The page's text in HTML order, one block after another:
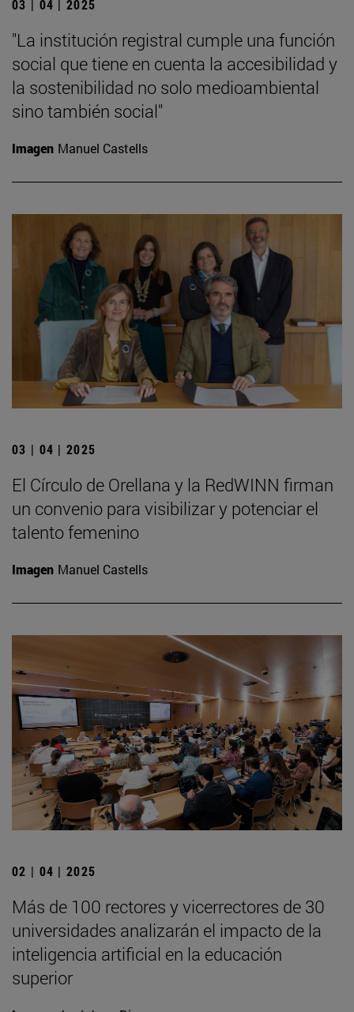
03 | 04 | 2025
"La institución registral cumple una función
social que tiene en cuenta la accesibilidad y
la sostenibilidad no solo medioambiental
sino también social"
Imagen Manuel Castells
03 | 04 | 2025
El Círculo de Orellana y la RedWINN firman
un convenio para visibilizar y potenciar el
talento femenino
Imagen Manuel Castells
02 | 04 | 2025
Más de 100 rectores y vicerrectores de 30
universidades analizarán el impacto de la
inteligencia artificial en la educación
superior